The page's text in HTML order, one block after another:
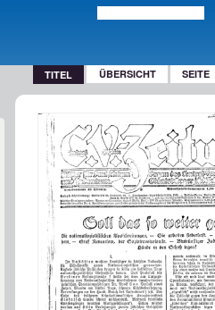
TITEL ÜBERSICHT SEITE